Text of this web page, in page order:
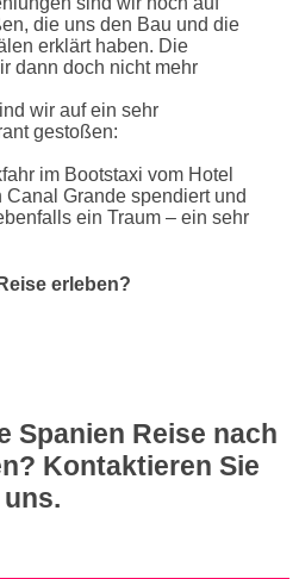
die uns den Bau und die
erklärt haben. Die
dann doch nicht mehr
wir auf ein sehr
gestoßen:
im Bootstaxi vom Hotel
Grande spendiert und
ein Traum – ein sehr
erleben?
Spanien Reise nach
Kontaktieren Sie
uns.